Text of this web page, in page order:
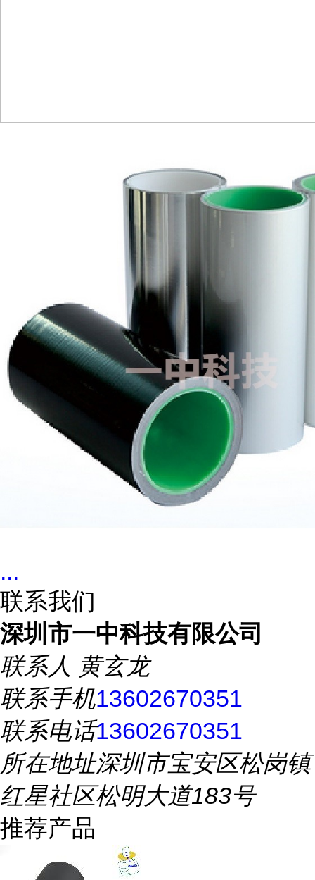
...
联系我们
深圳市一中科技有限公司
联系人 黄玄龙
联系手机13602670351
联系电话13602670351
所在地址深圳市宝安区松岗镇
红星社区松明大道183号
推荐产品